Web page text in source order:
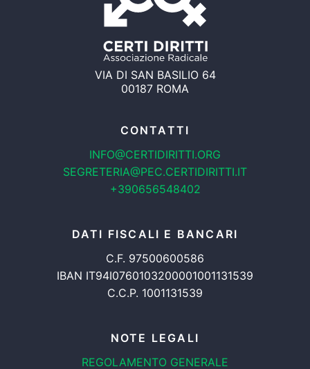
VIA DI SAN BASILIO 64
00187 ROMA
CONTATTI
INFO@CERTIDIRITTI.ORG
SEGRETERIA@PEC.CERTIDIRITTI.IT
+390656548402
DATI FISCALI E BANCARI
C.F. 97500600586
IBAN IT94I0760103200001001131539
C.C.P. 1001131539
NOTE LEGALI
REGOLAMENTO GENERALE